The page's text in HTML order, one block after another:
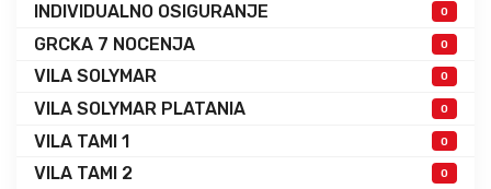
INDIVIDUALNO OSIGURANJE 0
GRCKA 7 NOCENJA 0
VILA SOLYMAR 0
VILA SOLYMAR PLATANIA 0
VILA TAMI 1 0
VILA TAMI 2 0